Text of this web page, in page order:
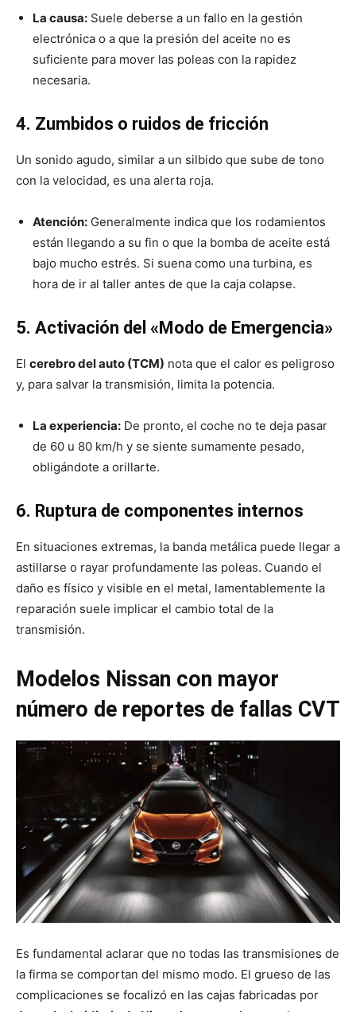
La causa: Suele deberse a un fallo en la gestión
electrónica o a que la presión del aceite no es
suficiente para mover las poleas con la rapidez
necesaria.
4. Zumbidos o ruidos de fricción
Un sonido agudo, similar a un silbido que sube de tono
con la velocidad, es una alerta roja.
Atención: Generalmente indica que los rodamientos
están llegando a su fin o que la bomba de aceite está
bajo mucho estrés. Si suena como una turbina, es
hora de ir al taller antes de que la caja colapse.
5. Activación del «Modo de Emergencia»
El cerebro del auto (TCM) nota que el calor es peligroso
y, para salvar la transmisión, limita la potencia.
La experiencia: De pronto, el coche no te deja pasar
de 60 u 80 km/h y se siente sumamente pesado,
obligándote a orillarte.
6. Ruptura de componentes internos
En situaciones extremas, la banda metálica puede llegar a
astillarse o rayar profundamente las poleas. Cuando el
daño es físico y visible en el metal, lamentablemente la
reparación suele implicar el cambio total de la
transmisión.
Modelos Nissan con mayor
número de reportes de fallas CVT
Es fundamental aclarar que no todas las transmisiones de
la firma se comportan del mismo modo. El grueso de las
complicaciones se focalizó en las cajas fabricadas por